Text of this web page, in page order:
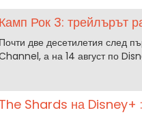
Камп Рок 3: трейлърът
Почти две десетилетия след
а на 14 август по
The Shards на Disney+